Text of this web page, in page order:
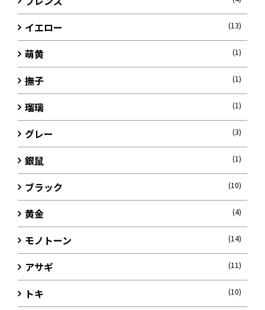
イエロー (13)
萌黄 (1)
撫子 (1)
瑠璃 (1)
グレー (3)
銀鼠 (1)
ブラック (10)
黄金 (4)
モノトーン (14)
アサギ (11)
トキ (10)